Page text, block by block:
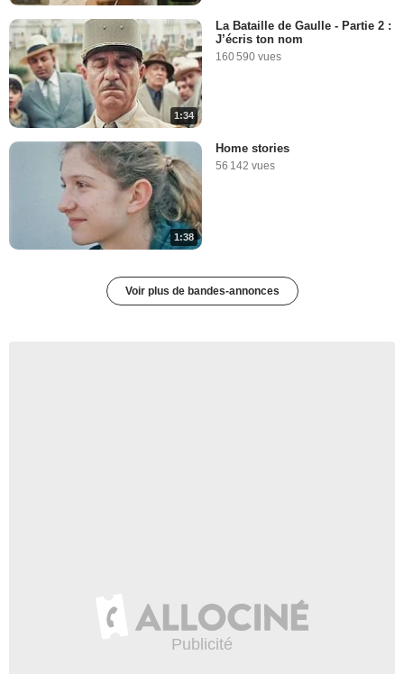
1:34
La Bataille de Gaulle - Partie 2 :
J’écris ton nom
160 590 vues
1:38
Home stories
56 142 vues
Voir plus de bandes-annonces